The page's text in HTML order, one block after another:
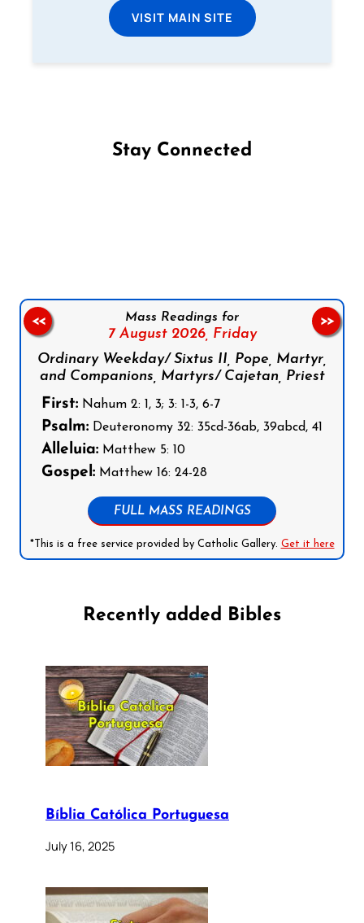
VISIT MAIN SITE
Stay Connected
Mass Readings for
7 August 2026, Friday
Ordinary Weekday/ Sixtus II, Pope, Martyr,
and Companions, Martyrs/ Cajetan, Priest
First: Nahum 2: 1, 3; 3: 1-3, 6-7
Psalm: Deuteronomy 32: 35cd-36ab, 39abcd, 41
Alleluia: Matthew 5: 10
Gospel: Matthew 16: 24-28
FULL MASS READINGS
*This is a free service provided by Catholic Gallery. Get it here
<< >>
Recently added Bibles
Bíblia Católica Portuguesa
July 16, 2025